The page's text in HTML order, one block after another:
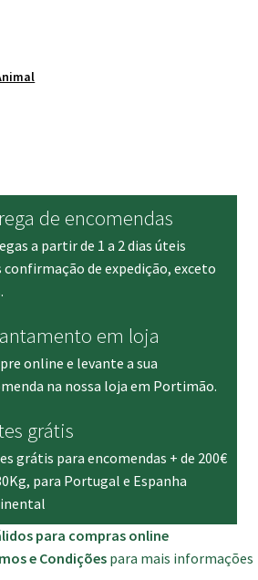
de encomendas
a partir de 1 a 2 dias úteis
confirmação de expedição, exceto
em loja
online e levante a sua
na nossa loja em Portimão.
grátis
grátis para encomendas + de 200€
para Portugal e Espanha
para compras online
e Condições para mais informações